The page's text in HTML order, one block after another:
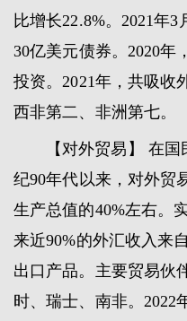
比增长22.8%。2021年
30亿美元债券。2020年
投资。2021年，共吸收
西非第二、非洲第七。
【对外贸易】 在
纪90年代以来，对外贸
生产总值的40%左右。
来近90%的外汇收入来
出口产品。主要贸易伙
时、瑞士、南非。2022